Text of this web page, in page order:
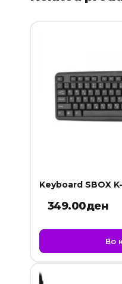
Keyboard SBOX
349.00ден
Во